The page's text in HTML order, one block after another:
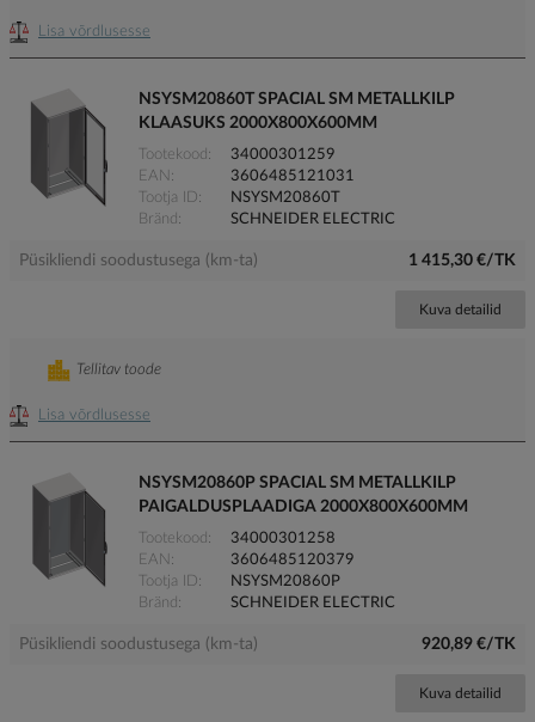
Lisa võrdlusesse
NSYSM20860T SPACIAL SM METALLKILP
KLAASUKS 2000X800X600MM
Tootekood
34000301259
EAN
3606485121031
Tootja ID
NSYSM20860T
Bränd
SCHNEIDER ELECTRIC
Püsikliendi soodustusega (km-ta) 1 415,30 €/TK
Kuva detailid
Lisa võrdlusesse
Tellitav toode
NSYSM20860P SPACIAL SM METALLKILP
PAIGALDUSPLAADIGA 2000X800X600MM
Tootekood
34000301258
EAN
3606485120379
Tootja ID
NSYSM20860P
Bränd
SCHNEIDER ELECTRIC
Püsikliendi soodustusega (km-ta) 920,89 €/TK
Kuva detailid